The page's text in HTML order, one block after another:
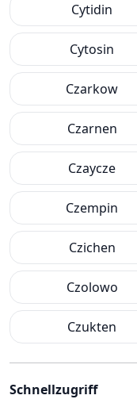
Cytidin
Cytosin
Czarkow
Czarnen
Czaycze
Czempin
Czichen
Czolowo
Czukten
Schnellzugriff